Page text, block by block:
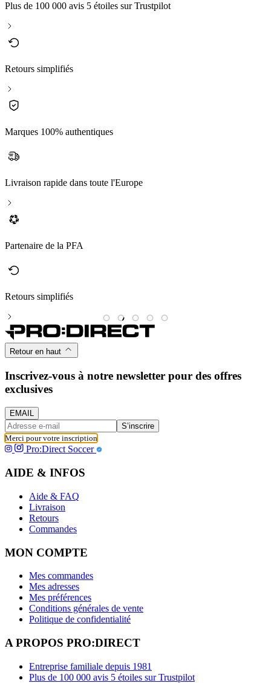
Plus de 100 000 avis 5 étoiles sur Trustpilot
Retours simplifiés
Marques 100% authentiques
Livraison rapide dans toute l'Europe
Partenaire de la PFA
Retours simplifiés
Retour en haut
Inscrivez-vous à notre newsletter pour des offres
exclusives
EMAIL
S’inscrire
Merci pour votre inscription
Pro:Direct Soccer
AIDE & INFOS
Aide & FAQ
Livraison
Retours
Commandes
MON COMPTE
Mes commandes
Mes adresses
Mes préférences
Conditions générales de vente
Politique de confidentialité
A PROPOS PRO:DIRECT
Entreprise familiale depuis 1981
Plus de 100 000 avis 5 étoiles sur Trustpilot